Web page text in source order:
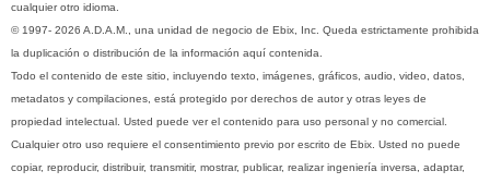
cualquier otro idioma.
© 1997- 2026 A.D.A.M., una unidad de negocio de Ebix, Inc. Queda estrictamente prohibida
la duplicación o distribución de la información aquí contenida.
Todo el contenido de este sitio, incluyendo texto, imágenes, gráficos, audio, video, datos,
metadatos y compilaciones, está protegido por derechos de autor y otras leyes de
propiedad intelectual. Usted puede ver el contenido para uso personal y no comercial.
Cualquier otro uso requiere el consentimiento previo por escrito de Ebix. Usted no puede
copiar, reproducir, distribuir, transmitir, mostrar, publicar, realizar ingeniería inversa, adaptar,